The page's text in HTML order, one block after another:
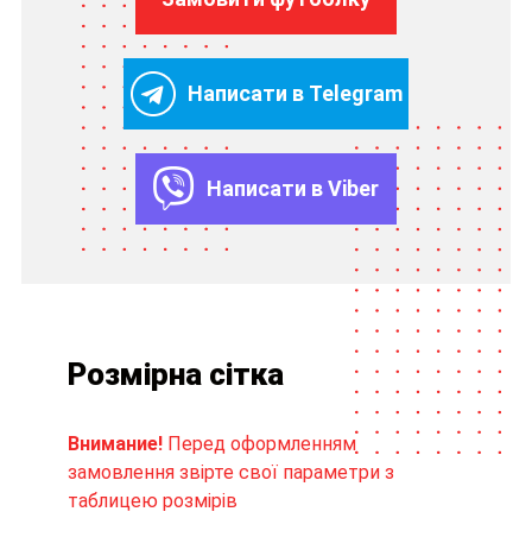
Написати в Telegram
Написати в Viber
Розмірна сітка
Внимание! Перед оформленням
замовлення звірте свої параметри з
таблицею розмірів